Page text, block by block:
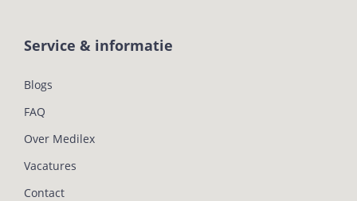
Service & informatie
Blogs
FAQ
Over Medilex
Vacatures
Contact